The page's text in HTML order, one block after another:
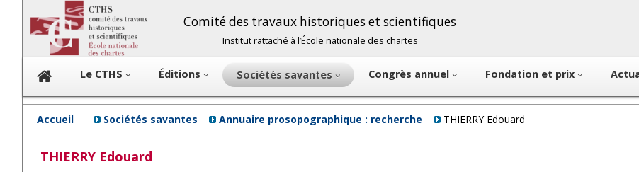
Comité des travaux historiques et scientifiques
Institut rattaché à l’École nationale des chartes
Le CTHS Éditions Sociétés savantes Congrès annuel Fondation et prix
Accueil Sociétés savantes Annuaire prosopographique : recherche THIERRY Edouard
THIERRY Edouard